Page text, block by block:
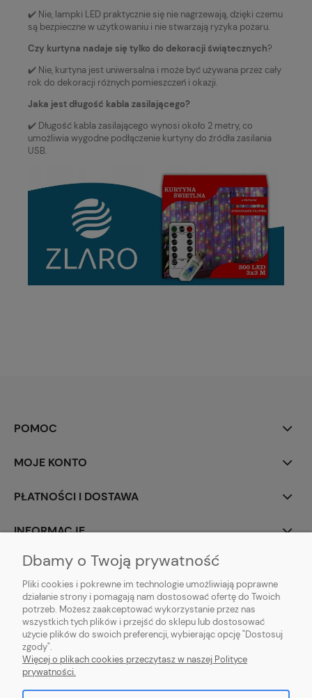
✔️ Nie, lampki LED praktycznie się nie nagrzewają, dzięki czemu
są bezpieczne w użytkowaniu i nie stwarzają ryzyka pożaru.
Czy kurtyna nadaje się tylko do dekoracji świątecznych?
✔️ Nie, kurtyna jest uniwersalna i może być używana przez cały
rok do dekoracji różnych pomieszczeń i okazji.
Jaka jest długość kabla zasilającego?
✔️ Długość kabla zasilającego wynosi około 2 metry, co
umożliwia wygodne podłączenie kurtyny do źródła zasilania
USB.
POMOC
MOJE KONTO
PŁATNOŚCI I DOSTAWA
INFORMACJE
O NAS
ZLARO| ul. Fiołkowa 9, 31-457 Kraków, woj. małopolskie | E-mail:
zlaro.krakow@gmail.com
120911970
Dbamy o Twoją prywatność
Pliki cookies i pokrewne im technologie umożliwiają poprawne
działanie strony i pomagają nam dostosować ofertę do Twoich
potrzeb. Możesz zaakceptować wykorzystanie przez nas
wszystkich tych plików i przejść do sklepu lub dostosować
użycie plików do swoich preferencji, wybierając opcję "Dostosuj
zgody".
Więcej o plikach cookies przeczytasz w naszej Polityce
prywatności.